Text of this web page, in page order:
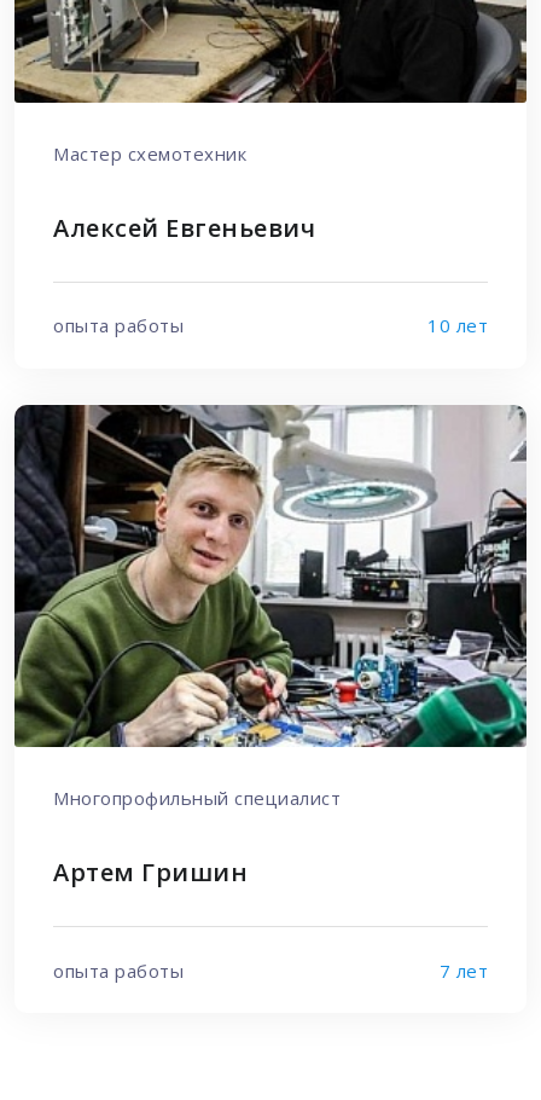
Мастер схемотехник
Алексей Евгеньевич
опыта работы 10 лет
Многопрофильный специалист
Артем Гришин
опыта работы 7 лет